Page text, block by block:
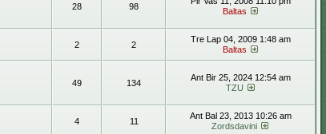
28 98
Baltas
2 2
Tre Lap 04, 2009 1:48 am
Baltas
49 134
Ant Bir 25, 2024 12:54 am
TZU
4 11
Ant Bal 23, 2013 10:26 am
Zordsdavini